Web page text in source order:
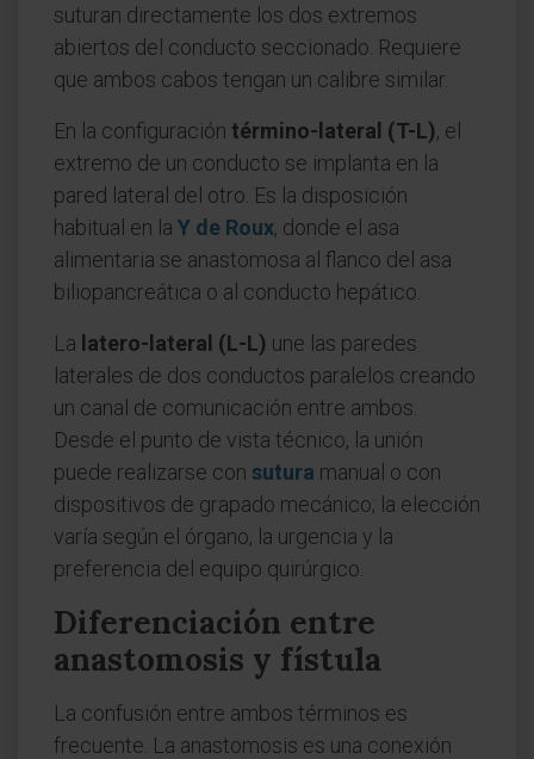
suturan directamente los dos extremos
abiertos del conducto seccionado. Requiere
que ambos cabos tengan un calibre similar.
En la configuración término-lateral (T-L), el
extremo de un conducto se implanta en la
pared lateral del otro. Es la disposición
habitual en la Y de Roux, donde el asa
alimentaria se anastomosa al flanco del asa
biliopancreática o al conducto hepático.
La latero-lateral (L-L) une las paredes
laterales de dos conductos paralelos creando
un canal de comunicación entre ambos.
Desde el punto de vista técnico, la unión
puede realizarse con sutura manual o con
dispositivos de grapado mecánico; la elección
varía según el órgano, la urgencia y la
preferencia del equipo quirúrgico.
Diferenciación entre
anastomosis y fístula
La confusión entre ambos términos es
frecuente. La anastomosis es una conexión